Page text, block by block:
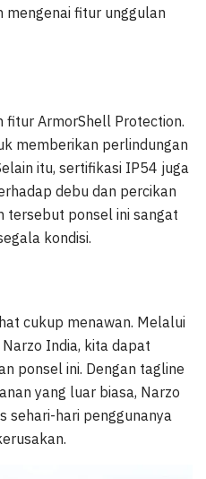
mengenai fitur unggulan
fitur ArmorShell Protection.
memberikan perlindungan
itu, sertifikasi IP54 juga
debu dan percikan
tersebut ponsel ini sangat
kondisi.
cukup menawan. Melalui
India, kita dapat
ponsel ini. Dengan tagline
yang luar biasa, Narzo
sehari-hari penggunanya